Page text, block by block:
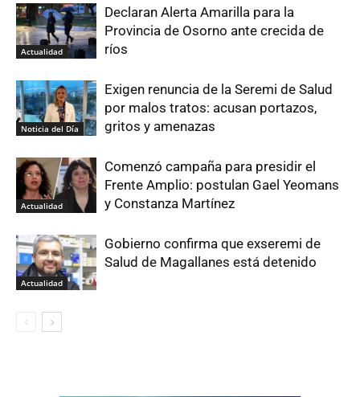
Actualidad
Declaran Alerta Amarilla para la
Provincia de Osorno ante crecida de
ríos
Noticia del Día
Exigen renuncia de la Seremi de Salud
por malos tratos: acusan portazos,
gritos y amenazas
Actualidad
Comenzó campaña para presidir el
Frente Amplio: postulan Gael Yeomans
y Constanza Martínez
Actualidad
Gobierno confirma que exseremi de
Salud de Magallanes está detenido